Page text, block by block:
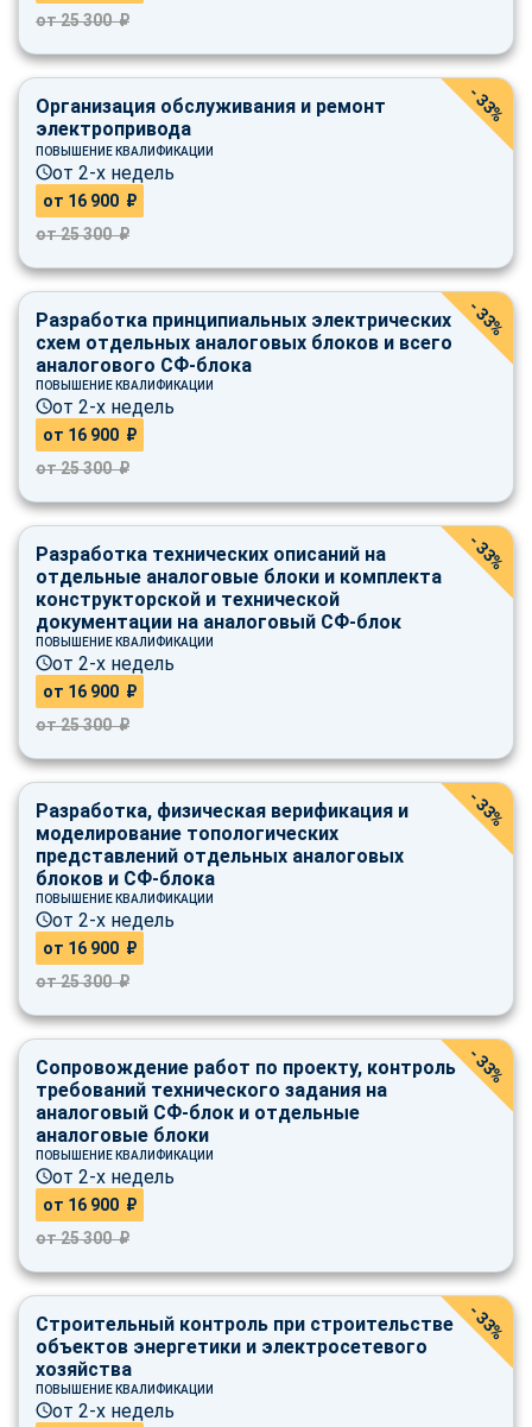
от 25 300 ₽
Организация обслуживания и ремонт
электропривода
ПОВЫШЕНИЕ КВАЛИФИКАЦИИ
от 2-х недель
от 16 900 ₽
от 25 300 ₽
- 33%
Разработка принципиальных электрических
схем отдельных аналоговых блоков и всего
аналогового СФ-блока
ПОВЫШЕНИЕ КВАЛИФИКАЦИИ
от 2-х недель
от 16 900 ₽
от 25 300 ₽
- 33%
Разработка технических описаний на
отдельные аналоговые блоки и комплекта
конструкторской и технической
документации на аналоговый СФ-блок
ПОВЫШЕНИЕ КВАЛИФИКАЦИИ
от 2-х недель
от 16 900 ₽
от 25 300 ₽
- 33%
Разработка, физическая верификация и
моделирование топологических
представлений отдельных аналоговых
блоков и СФ-блока
ПОВЫШЕНИЕ КВАЛИФИКАЦИИ
от 2-х недель
от 16 900 ₽
от 25 300 ₽
- 33%
Сопровождение работ по проекту, контроль
требований технического задания на
аналоговый СФ-блок и отдельные
аналоговые блоки
ПОВЫШЕНИЕ КВАЛИФИКАЦИИ
от 2-х недель
от 16 900 ₽
от 25 300 ₽
- 33%
Строительный контроль при строительстве
объектов энергетики и электросетевого
хозяйства
ПОВЫШЕНИЕ КВАЛИФИКАЦИИ
от 2-х недель
- 33%